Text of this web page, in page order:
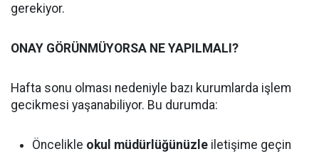
gerekiyor.
ONAY GÖRÜNMÜYORSA NE YAPILMALI?
Hafta sonu olması nedeniyle bazı kurumlarda işlem
gecikmesi yaşanabiliyor. Bu durumda:
Öncelikle okul müdürlüğünüzle iletişime geçin